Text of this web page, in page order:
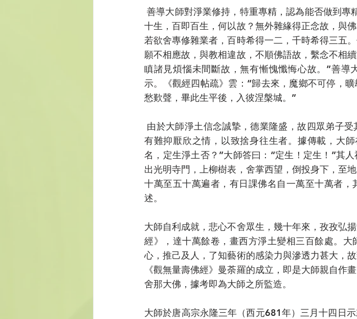
善導大師對淨業修持，特重專精，認為能否做到專精，是決定能否往生的關鍵。他說：“十即
十生，百即百生，何以故？無外雜緣得正念故，與
若欲舍專修雜業者，百時希得一二，千時希得三五
願不相應故，與教相違故，不順佛語故，繫念不相
瞋諸見煩惱未間斷故，無有慚愧懺悔心故。”善導
示。《觀經四帖疏》雲：“歸去來，魔鄉不可停，
愁歎聲，畢此生平後，入彼涅槃城。”
有難抑厭欣之情，以致捨身往生者。據傳載，大
名，定生淨土否？”大師答曰：“定生！定生！”其
出光明寺門，上柳樹表，舍掌西望，倒投身下，至
十萬至五十萬遍者，有日課佛名自一萬至十萬者
述。
大師自利成就，悲心不舍眾生，幾十年來，孜孜弘
經》，達十萬餘卷，畫西方淨土變相三百餘處。
心，推己及人，了知藝術的感染力與滲透力甚大，
《觀無量壽佛經》曼荼羅的成立，即是大師親自作
舍那大佛，據考即為大師之所監造。
大師於唐高宗永隆三年（西元681年）三月十四日